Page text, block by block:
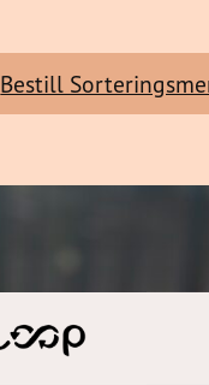
Bestill